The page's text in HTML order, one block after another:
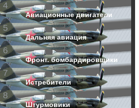
4
Авиационные двигатели
5
Дальняя авиация
6
Фронт. бомбардировщики
7
Истребители
8
Штурмовики